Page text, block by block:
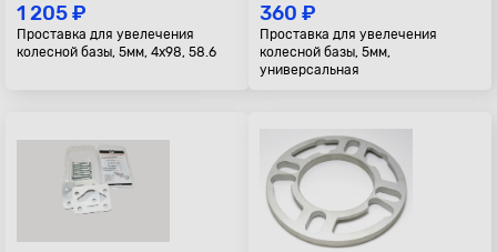
1 205 ₽
Проставка для увелечения
колесной базы, 5мм, 4x98, 58.6
360 ₽
Проставка для увелечения
колесной базы, 5мм,
универсальная